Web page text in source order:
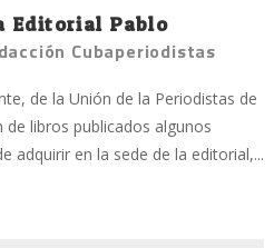
Editorial Pablo
Cubaperiodistas
de la Unión de la Periodistas de
de libros publicados algunos
adquirir en la sede de la editorial,...